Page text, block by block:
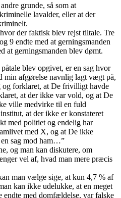
grunde, så som at
lavalder, eller at der
der faktisk blev rejst tiltale. Tre
9 endte med at gerningsmanden
at gerningsmanden blev dømt.
blev opgivet, er en sag hvor
min afgørelse navnlig lagt vægt på,
og forklaret, at De frivilligt havde
at der ikke var vold, og at De
ville medvirke til en fuld
at der ikke er konstateret
med politiet og endelig har
med X, og at De ikke
en sag mod ham…”
og man kan diskutere, om
vel af, hvad man mere præcis
man vælge sige, at kun 4,7 % af
kan ikke udelukke, at en meget
endte med domfældelse, var falske